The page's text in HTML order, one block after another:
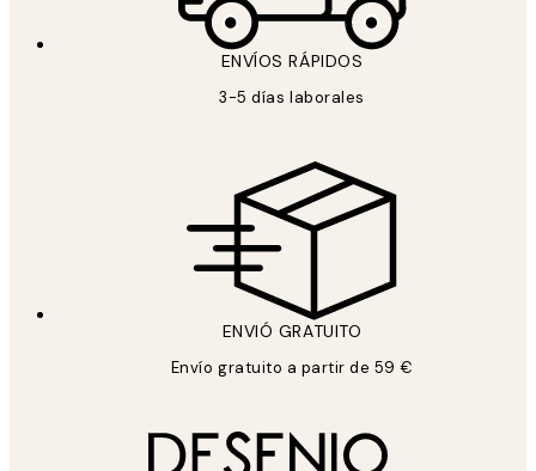
ENVÍOS RÁPIDOS
3-5 días laborales
ENVIÓ GRATUITO
Envío gratuito a partir de 59 €